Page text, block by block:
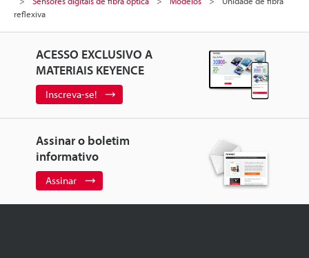
reflexiva
ACESSO EXCLUSIVO A
MATERIAIS KEYENCE
Inscreva-se!
Assinar o boletim
informativo
Assinar